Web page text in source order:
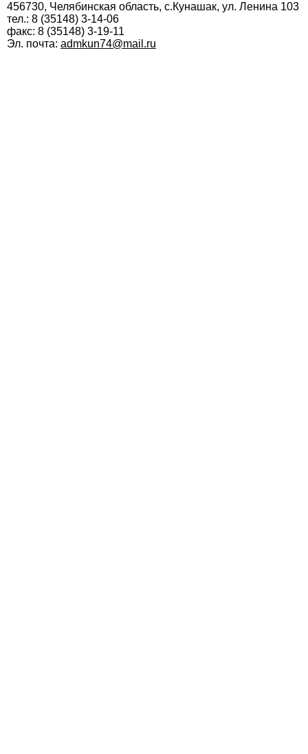
456730, Челябинская область, с.Кунашак, ул. Ленина 103
тел.: 8 (35148) 3-14-06
факс: 8 (35148) 3-19-11
Эл. почта: admkun74@mail.ru